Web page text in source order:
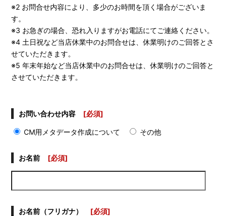
※2 お問合せ内容により、多少のお時間を頂く場合がございま
す。
※3 お急ぎの場合、恐れ入りますがお電話にてご連絡ください。
※4 土日祝など当店休業中のお問合せは、休業明けのご回答とさ
せていただきます。
※5 年末年始など当店休業中のお問合せは、休業明けのご回答と
させていただきます。
お問い合わせ内容 [必須]
CM用メタデータ作成について その他
お名前 [必須]
お名前（フリガナ） [必須]